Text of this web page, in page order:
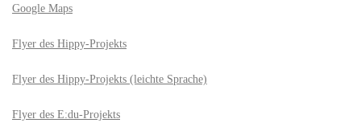
Google Maps
Flyer des Hippy-Projekts
Flyer des Hippy-Projekts (leichte Sprache)
Flyer des E:du-Projekts